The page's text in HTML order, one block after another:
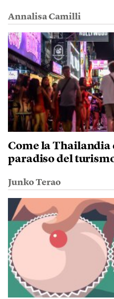
Annalisa Camilli
Come la Thailandia
paradiso del
Junko Terao